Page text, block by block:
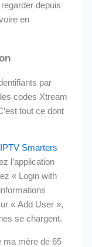
depuis
en
par
codes Xtream
tout ce dont
IPTV Smarters
l’application
« Login with
« Add User »,
se chargent.
ma mère de 65